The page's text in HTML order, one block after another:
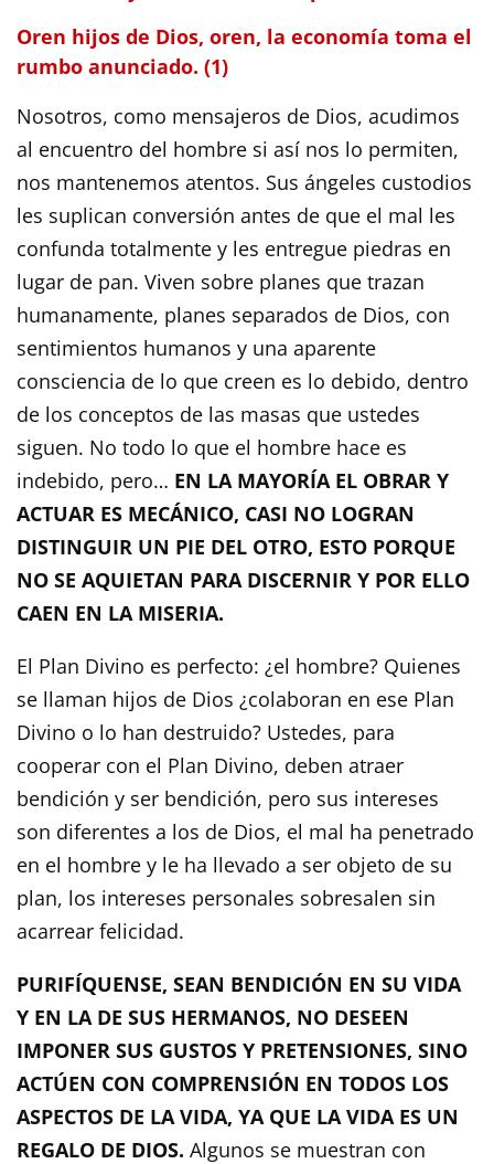
Oren hijos de Dios, oren, la economía toma el
rumbo anunciado. (1)
Nosotros, como mensajeros de Dios, acudimos
al encuentro del hombre si así nos lo permiten,
nos mantenemos atentos. Sus ángeles custodios
les suplican conversión antes de que el mal les
confunda totalmente y les entregue piedras en
lugar de pan. Viven sobre planes que trazan
humanamente, planes separados de Dios, con
sentimientos humanos y una aparente
consciencia de lo que creen es lo debido, dentro
de los conceptos de las masas que ustedes
siguen. No todo lo que el hombre hace es
indebido, pero… EN LA MAYORÍA EL OBRAR Y
ACTUAR ES MECÁNICO, CASI NO LOGRAN
DISTINGUIR UN PIE DEL OTRO, ESTO PORQUE
NO SE AQUIETAN PARA DISCERNIR Y POR ELLO
CAEN EN LA MISERIA.
El Plan Divino es perfecto: ¿el hombre? Quienes
se llaman hijos de Dios ¿colaboran en ese Plan
Divino o lo han destruido? Ustedes, para
cooperar con el Plan Divino, deben atraer
bendición y ser bendición, pero sus intereses
son diferentes a los de Dios, el mal ha penetrado
en el hombre y le ha llevado a ser objeto de su
plan, los intereses personales sobresalen sin
acarrear felicidad.
PURIFÍQUENSE, SEAN BENDICIÓN EN SU VIDA
Y EN LA DE SUS HERMANOS, NO DESEEN
IMPONER SUS GUSTOS Y PRETENSIONES, SINO
ACTÚEN CON COMPRENSIÓN EN TODOS LOS
ASPECTOS DE LA VIDA, YA QUE LA VIDA ES UN
REGALO DE DIOS. Algunos se muestran con